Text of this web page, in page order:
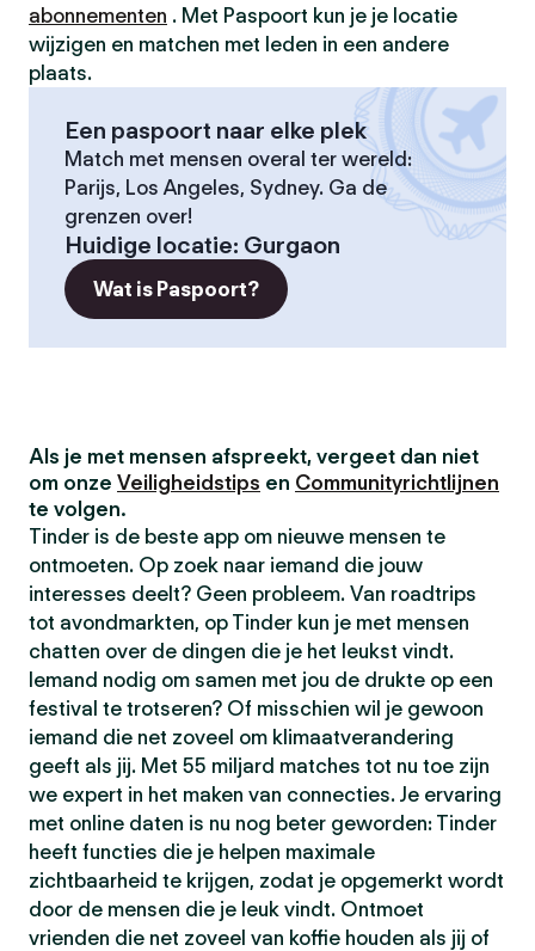
abonnementen . Met Paspoort kun je je locatie
wijzigen en matchen met leden in een andere
plaats.
Een paspoort naar elke plek
Match met mensen overal ter wereld:
Parijs, Los Angeles, Sydney. Ga de
grenzen over!
Huidige locatie: Gurgaon
Wat is Paspoort?
Als je met mensen afspreekt, vergeet dan niet
om onze Veiligheidstips en Communityrichtlijnen
te volgen.
Tinder is de beste app om nieuwe mensen te
ontmoeten. Op zoek naar iemand die jouw
interesses deelt? Geen probleem. Van roadtrips
tot avondmarkten, op Tinder kun je met mensen
chatten over de dingen die je het leukst vindt.
Iemand nodig om samen met jou de drukte op een
festival te trotseren? Of misschien wil je gewoon
iemand die net zoveel om klimaatverandering
geeft als jij. Met 55 miljard matches tot nu toe zijn
we expert in het maken van connecties. Je ervaring
met online daten is nu nog beter geworden: Tinder
heeft functies die je helpen maximale
zichtbaarheid te krijgen, zodat je opgemerkt wordt
door de mensen die je leuk vindt. Ontmoet
vrienden die net zoveel van koffie houden als jij of